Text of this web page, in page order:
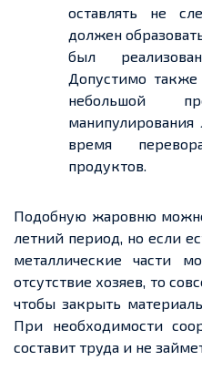
оставлять не
должен
был
Допустимо также
небольшой
время
продуктов.
Подобную жаровню
летний период, но если
металлические части
отсутствие хозяев, то
чтобы закрыть
При необходимости
составит труда и не